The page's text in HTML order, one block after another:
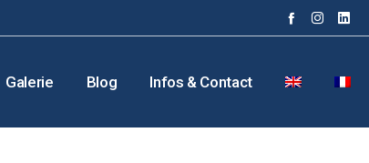
Galerie Blog Infos & Contact